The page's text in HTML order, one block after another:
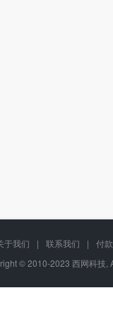
于我们 | 联系我们 |
付
© 2010-2023 西网科技